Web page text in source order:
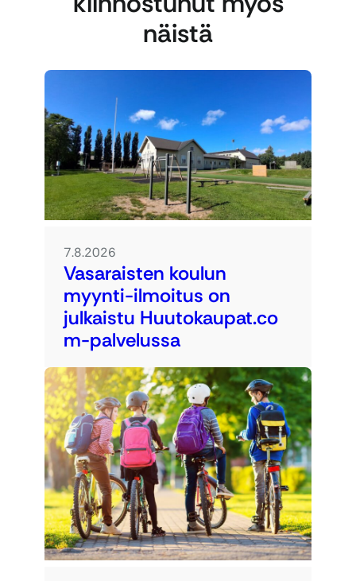
näistä
7.8.2026
Vasaraisten koulun
myynti-ilmoitus on
julkaistu Huutokaupat.co
m-palvelussa